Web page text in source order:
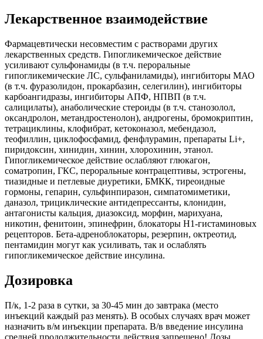
Лекарственное взаимодействие
Фармацевтически несовместим с растворами других
лекарственных средств. Гипогликемическое действие
усиливают сульфонамиды (в т.ч. пероральные
гипогликемические ЛС, сульфаниламиды), ингибиторы МАО
(в т.ч. фуразолидон, прокарбазин, селегилин), ингибиторы
карбоангидразы, ингибиторы АПФ, НПВП (в т.ч.
салицилаты), анаболические стероиды (в т.ч. станозолол,
оксандролон, метандростенолон), андрогены, бромокриптин,
тетрациклины, клофибрат, кетоконазол, мебендазол,
теофиллин, циклофосфамид, фенфлурамин, препараты Li+,
пиридоксин, хинидин, хинин, хлорохинин, этанол.
Гипогликемическое действие ослабляют глюкагон,
соматропин, ГКС, пероральные контрацептивы, эстрогены,
тиазидные и петлевые диуретики, БМКК, тиреоидные
гормоны, гепарин, сульфинпиразон, симпатомиметики,
даназол, трициклические антидепрессанты, клонидин,
антагонисты кальция, диазоксид, морфин, марихуана,
никотин, фенитоин, эпинефрин, блокаторы H1-гистаминовых
рецепторов. Бета-адреноблокаторы, резерпин, октреотид,
пентамидин могут как усиливать, так и ослаблять
гипогликемическое действие инсулина.
Дозировка
П/к, 1-2 раза в сутки, за 30-45 мин до завтрака (место
инъекций каждый раз менять). В особых случаях врач может
назначить в/м инъекции препарата. В/в введение инсулина
средней продолжительности действия запрещено! Дозы